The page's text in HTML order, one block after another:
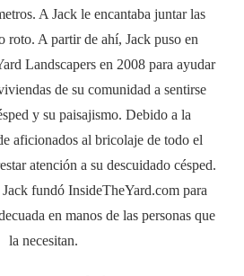
A Jack le encantaba juntar las
roto. A partir de ahí, Jack puso en
Landscapers en 2008 para ayudar
de su comunidad a sentirse
y su paisajismo. Debido a la
aficionados al bricolaje de todo el
atención a su descuidado césped.
fundó InsideTheYard.com para
en manos de las personas que
la necesitan.